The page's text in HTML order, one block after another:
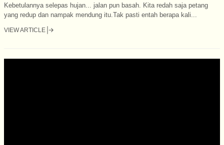
Kebetulannya selepas hujan... jalan pun basah. Kita redah saja petang
yang redup dan nampak mendung itu.Tak pasti entah berapa kali...
VIEW ARTICLE